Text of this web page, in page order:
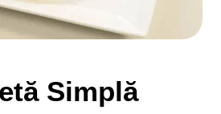
Simplă